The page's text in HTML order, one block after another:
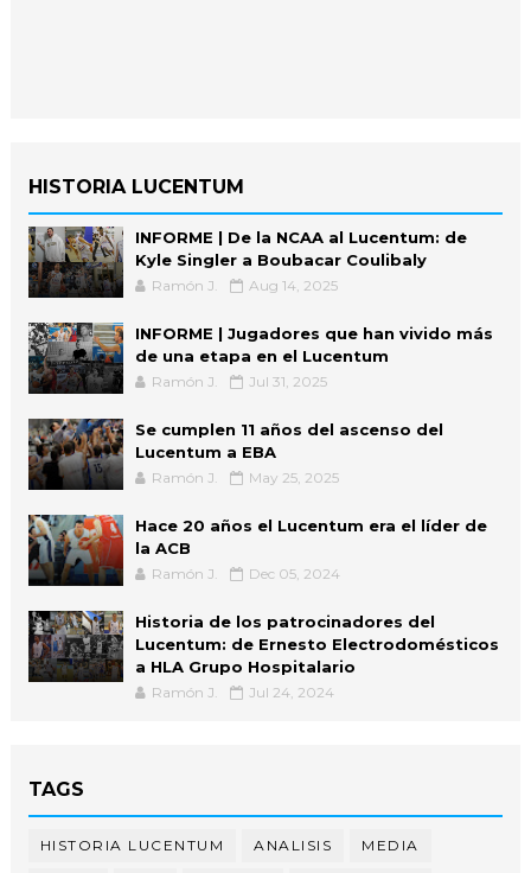
HISTORIA LUCENTUM
INFORME | De la NCAA al Lucentum: de
Kyle Singler a Boubacar Coulibaly
Ramón J. Aug 14, 2025
INFORME | Jugadores que han vivido más
de una etapa en el Lucentum
Ramón J. Jul 31, 2025
Se cumplen 11 años del ascenso del
Lucentum a EBA
Ramón J. May 25, 2025
Hace 20 años el Lucentum era el líder de
la ACB
Ramón J. Dec 05, 2024
Historia de los patrocinadores del
Lucentum: de Ernesto Electrodomésticos
a HLA Grupo Hospitalario
Ramón J. Jul 24, 2024
TAGS
HISTORIA LUCENTUM ANALISIS MEDIA